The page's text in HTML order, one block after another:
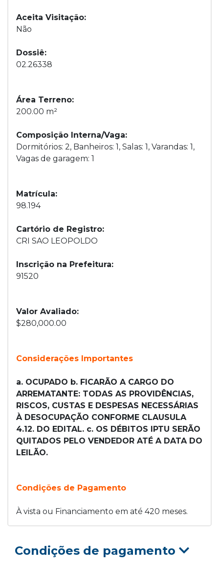
Aceita Visitação:
Não
Dossiê:
02.26338
Área Terreno:
200.00 m²
Composição Interna/Vaga:
Dormitórios: 2, Banheiros: 1, Salas: 1, Varandas: 1,
Vagas de garagem: 1
Matrícula:
98.194
Cartório de Registro:
CRI SAO LEOPOLDO
Inscrição na Prefeitura:
91520
Valor Avaliado:
$280,000.00
Considerações Importantes
a. OCUPADO b. FICARÃO A CARGO DO
ARREMATANTE: TODAS AS PROVIDÊNCIAS,
RISCOS, CUSTAS E DESPESAS NECESSÁRIAS
À DESOCUPAÇÃO CONFORME CLAUSULA
4.12. DO EDITAL. c. OS DÉBITOS IPTU SERÃO
QUITADOS PELO VENDEDOR ATÉ A DATA DO
LEILÃO.
Condições de Pagamento
À vista ou Financiamento em até 420 meses.
Condições de pagamento